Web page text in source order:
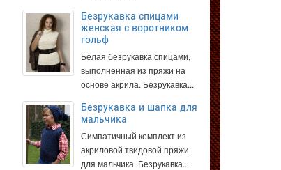
Безрукавка спицами
женская с воротником
гольф
Белая безрукавка спицами,
выполненная из пряжи на
основе акрила. Безрукавка...
Безрукавка и шапка для
мальчика
Симпатичный комплект из
акриловой твидовой пряжи
для мальчика. Безрукавка...